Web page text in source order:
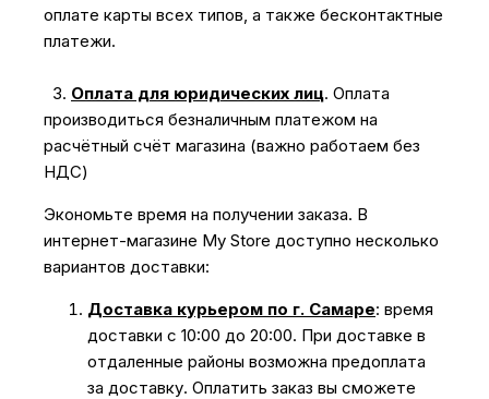
оплате карты всех типов, а также бесконтактные
платежи.
3. Оплата для юридических лиц. Оплата
производиться безналичным платежом на
расчётный счёт магазина (важно работаем без
НДС)
Экономьте время на получении заказа. В
интернет-магазине My Store доступно несколько
вариантов доставки:
Доставка курьером по г. Самаре: время
доставки с 10:00 до 20:00. При доставке в
отдаленные районы возможна предоплата
за доставку. Оплатить заказ вы сможете